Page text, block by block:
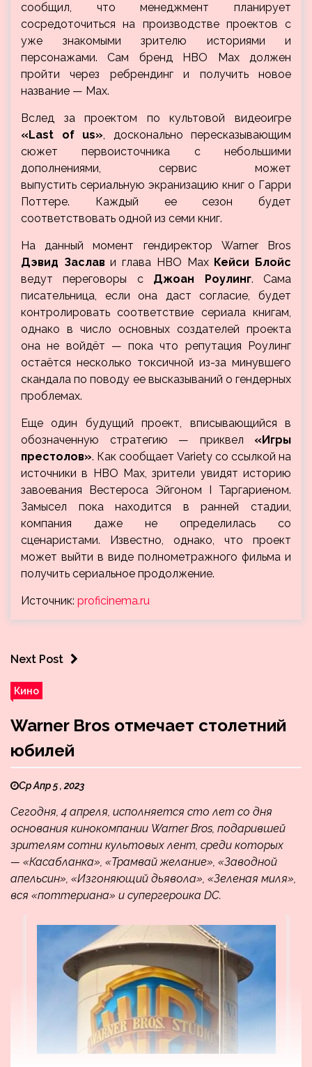
сообщил, что менеджмент планирует
сосредоточиться на производстве проектов с
уже знакомыми зрителю историями и
персонажами. Сам бренд HBO Max должен
пройти через ребрендинг и получить новое
название — Max.
Вслед за проектом по культовой видеоигре
«Last of us», досконально пересказывающим
сюжет первоисточника с небольшими
дополнениями, сервис может
выпустить сериальную экранизацию книг о Гарри
Поттере. Каждый ее сезон будет
соответствовать одной из семи книг.
На данный момент гендиректор Warner Bros
Дэвид Заслави глава HBO Max Кейси Блойс
ведут переговоры с Джоан Роулинг. Сама
писательница, если она даст согласие, будет
контролировать соответствие сериала книгам,
однако в число основных создателей проекта
она не войдёт — пока что репутация Роулинг
остаётся несколько токсичной из-за минувшего
скандала по поводу ее высказываний о гендерных
проблемах.
Еще один будущий проект, вписывающийся в
обозначенную стратегию — приквел «Игры
престолов». Как сообщает Variety со ссылкой на
источники в HBO Max, зрители увидят историю
завоевания Вестероса Эйгоном I Таргариеном.
Замысел пока находится в ранней стадии,
компания даже не определилась со
сценаристами. Известно, однако, что проект
может выйти в виде полнометражного фильма и
получить сериальное продолжение.
Источник: proficinema.ru
Next Post
Кино
Warner Bros отмечает столетний
юбилей
Ср Апр 5 , 2023
Сегодня, 4 апреля, исполняется сто лет со дня
основания кинокомпании Warner Bros, подарившей
зрителям сотни культовых лент, среди которых
— «Касабланка», «Трамвай желание», «Заводной
апельсин», «Изгоняющий дьявола», «Зеленая миля»,
вся «поттериана» и супергероика DC.